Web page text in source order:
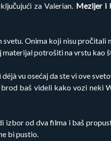
za Valerian. Mezijer i
Onima koji nisu pročitali
potrošiti na vrstu kao
vu osećaj da ste vi ove
baš videli kako vozi neki
izbor od dva filma i baš
bi pustio.